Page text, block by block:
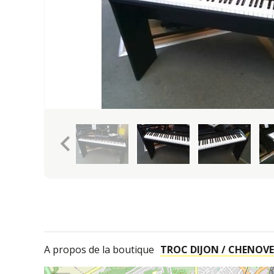
keyboard_arrow_left
A propos de la boutique TROC DIJON / CHENOVE